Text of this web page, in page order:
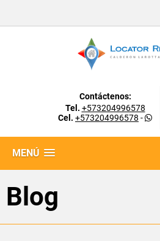
Contáctenos:
Tel. +573204996578
Cel. +573204996578 -
MENÚ
Blog